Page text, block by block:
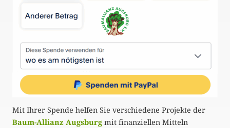
Mit Ihrer Spende helfen Sie verschiedene Projekte der
Baum-Allianz Augsburg mit finanziellen Mitteln